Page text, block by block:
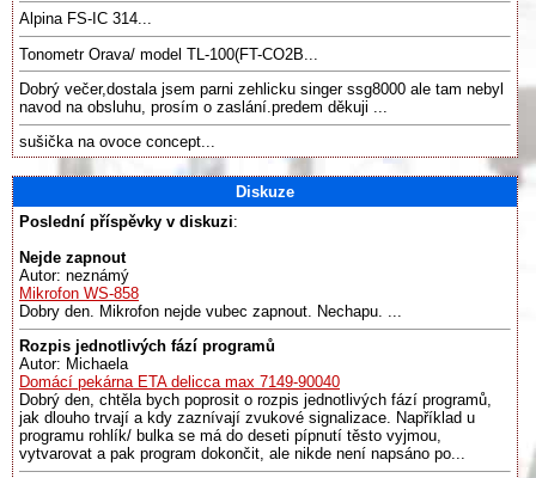
Alpina FS-IC 314...
Tonometr Orava/ model TL-100(FT-CO2B...
Dobrý večer,dostala jsem parni zehlicku singer ssg8000 ale tam nebyl
navod na obsluhu, prosím o zaslání.predem děkuji ...
sušička na ovoce concept...
Diskuze
Poslední příspěvky v diskuzi:
Nejde zapnout
Autor: neznámý
Mikrofon WS-858
Dobry den. Mikrofon nejde vubec zapnout. Nechapu. ...
Rozpis jednotlivých fází programů
Autor: Michaela
Domácí pekárna ETA delicca max 7149-90040
Dobrý den, chtěla bych poprosit o rozpis jednotlivých fází programů,
jak dlouho trvají a kdy zaznívají zvukové signalizace. Například u
programu rohlík/ bulka se má do deseti pípnutí těsto vyjmou,
vytvarovat a pak program dokončit, ale nikde není napsáno po...